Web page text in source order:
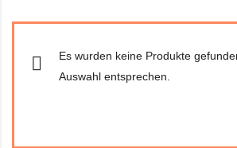
Es wurden keine Produkte
Auswahl entsprechen.